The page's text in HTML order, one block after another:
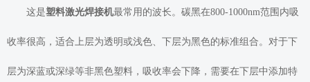
这是塑料激光焊接机最常用的波长。碳黑在800-1000nm范围内吸
收率很高，适合上层为透明或浅色、下层为黑色的标准组合。对于下
层为深蓝或深绿等非黑色塑料，吸收率会下降，需要在下层中添加特